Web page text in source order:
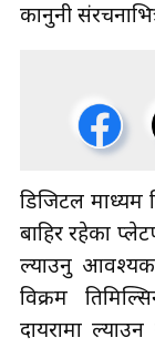
कानुनी
डिजिटल माध्यम
बाहिर रहेका
ल्याउनु आवश्यक
विक्रम
दायरामा